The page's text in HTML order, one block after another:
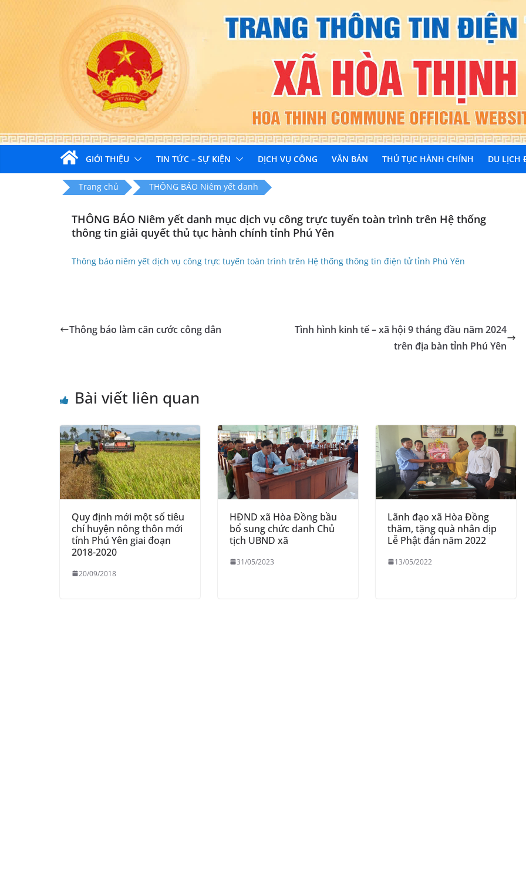
GIỚI THIỆU TIN TỨC – SỰ KIỆN DỊCH VỤ CÔNG VĂN BẢN THỦ TỤC HÀNH CHÍNH DU LỊCH
Trang chủ THÔNG BÁO Niêm yết danh
THÔNG BÁO Niêm yết danh mục dịch vụ công trực tuyến toàn trình trên Hệ thống
thông tin giải quyết thủ tục hành chính tỉnh Phú Yên
Thông báo niêm yết dịch vụ công trực tuyến toàn trình trên Hệ thống thông tin điện tử tỉnh Phú Yên
Thông báo làm căn cước công dân
Tình hình kinh tế – xã hội 9 tháng đầu năm 2024
trên địa bàn tỉnh Phú Yên
Bài viết liên quan
Quy định mới một số tiêu
chí huyện nông thôn mới
tỉnh Phú Yên giai đoạn
2018-2020
20/09/2018
HĐND xã Hòa Đồng bầu
bổ sung chức danh Chủ
tịch UBND xã
31/05/2023
Lãnh đạo xã Hòa Đồng
thăm, tặng quà nhân dịp
Lễ Phật đản năm 2022
13/05/2022